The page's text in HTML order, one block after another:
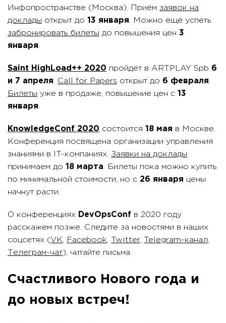
Инфопространстве (Москва). Приём заявок на
доклады открыт до 13 января. Можно ещё успеть
забронировать билеты до повышения цен 3
января.
Saint HighLoad++ 2020 пройдёт в ARTPLAY Spb 6
и 7 апреля. Call for Papers открыт до 6 февраля.
Билеты уже в продаже, повышение цен с 13
января.
KnowledgeConf 2020 состоится 18 мая в Москве.
Конференция посвящена организации управления
знаниями в IT-компаниях. Заявки на доклады
принимаем до 18 марта. Билеты пока можно купить
по минимальной стоимости, но с 26 января цены
начнут расти.
О конференциях DevOpsConf в 2020 году
расскажем позже. Следите за новостями в наших
соцсетях ( VK, Facebook, Twitter, Telegram-канал,
Телеграм-чат), читайте письма.
Счастливого Нового года и
до новых встреч!